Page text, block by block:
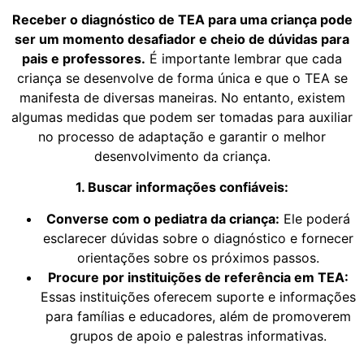
Receber o diagnóstico de TEA para uma criança pode
ser um momento desafiador e cheio de dúvidas para
pais e professores. É importante lembrar que cada
criança se desenvolve de forma única e que o TEA se
manifesta de diversas maneiras. No entanto, existem
algumas medidas que podem ser tomadas para auxiliar
no processo de adaptação e garantir o melhor
desenvolvimento da criança.
1. Buscar informações confiáveis:
Converse com o pediatra da criança: Ele poderá
esclarecer dúvidas sobre o diagnóstico e fornecer
orientações sobre os próximos passos.
Procure por instituições de referência em TEA:
Essas instituições oferecem suporte e informações
para famílias e educadores, além de promoverem
grupos de apoio e palestras informativas.